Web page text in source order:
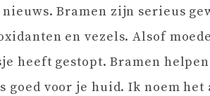
Bramen zijn serieus
en vezels. Alsof
heeft gestopt. Bramen
goed voor je huid. Ik noem